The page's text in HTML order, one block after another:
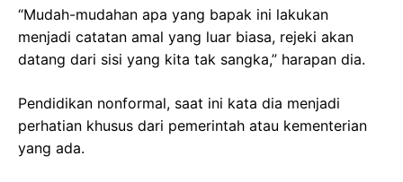
“Mudah-mudahan apa yang bapak ini lakukan
menjadi catatan amal yang luar biasa, rejeki akan
datang dari sisi yang kita tak sangka,” harapan dia.
Pendidikan nonformal, saat ini kata dia menjadi
perhatian khusus dari pemerintah atau kementerian
yang ada.